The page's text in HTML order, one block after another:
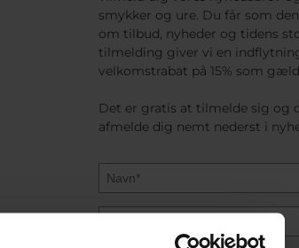
smykker og ure. Du får som
om tilbud, nyheder og tidens
tilmelding giver vi en
velkomstrabat på 15% som
Det er gratis at tilmelde sig og
afmelde dig nemt nederst i